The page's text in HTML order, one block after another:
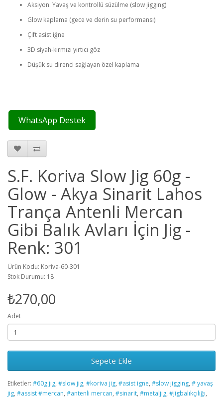
Aksiyon: Yavaş ve kontrollü süzülme (slow jigging)
Glow kaplama (gece ve derin su performansı)
Çift asist iğne
3D siyah-kırmızı yırtıcı göz
Düşük su direnci sağlayan özel kaplama
WhatsApp Destek
S.F. Koriva Slow Jig 60g -
Glow - Akya Sinarit Lahos
Trança Antenli Mercan
Gibi Balık Avları İçin Jig -
Renk: 301
Ürün Kodu: Koriva-60-301
Stok Durumu: 18
₺270,00
Adet
Sepete Ekle
Etiketler: #60g jig, #slow jig, #koriva jig, #asist igne, #slow jigging, # yavaş
jig, #assist #mercan, #antenli mercan, #sinarit, #metaljig, #jigbalıkçılığı,